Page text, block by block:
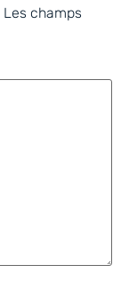
Les champs